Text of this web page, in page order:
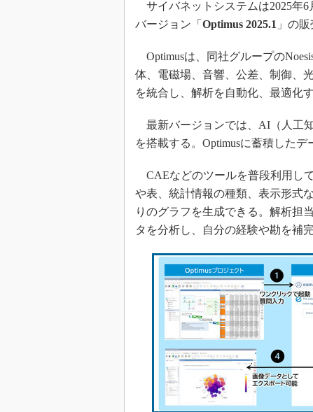
サイバネットシステムは2025年6
バージョン「 Optimus 2025.1 」の
Optimusは、同社グループの
体、電磁場、音響、公差、制御、
を統合し、解析を自動化、最適化す
最新バージョンでは、AI（人工
を搭載する。Optimusに蓄積した
CAEなどのツールを普段利用し
や表、統計情報の種類、表示形式
りのグラフを生成できる。解析担
タを分析し、自分の経験や勘を補